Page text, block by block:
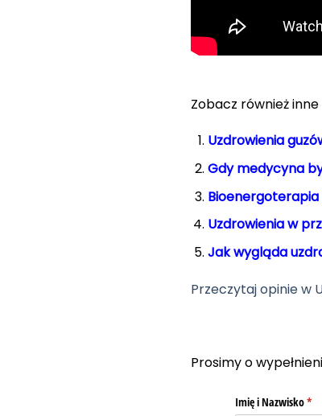
Zobacz również
Uzdrowienia
Gdy medycyna
Uzdrowienia w
Jak wygląda
Przeczytaj opinie w
Prosimy o
Imię i Nazwisko*